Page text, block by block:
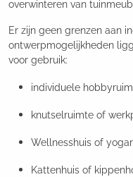
overwinteren van
Er zijn geen grenzen aan
ontwerpmogelijkheden
voor gebruik:
individuele
knutselruimte of
Wellnesshuis of
Kattenhuis of